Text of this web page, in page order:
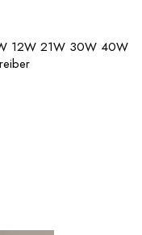
12W 21W 30W 40W